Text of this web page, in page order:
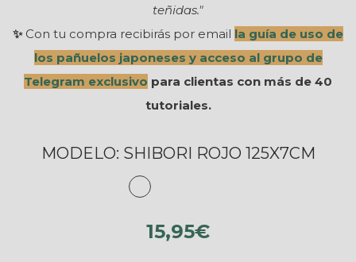
teñidas."
✨ Con tu compra recibirás por email la guía de uso de
los pañuelos japoneses y acceso al grupo de
Telegram exclusivo para clientas con más de 40
tutoriales.
MODELO: SHIBORI ROJO 125X7CM
15,95€